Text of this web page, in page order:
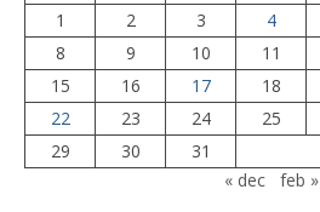
1
2 3 4
8
9 10 11
15
16 17 18
22
23 24 25
29
30
31
« dec
feb »